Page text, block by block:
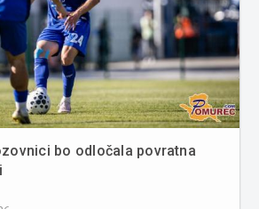
bo odločala povratna